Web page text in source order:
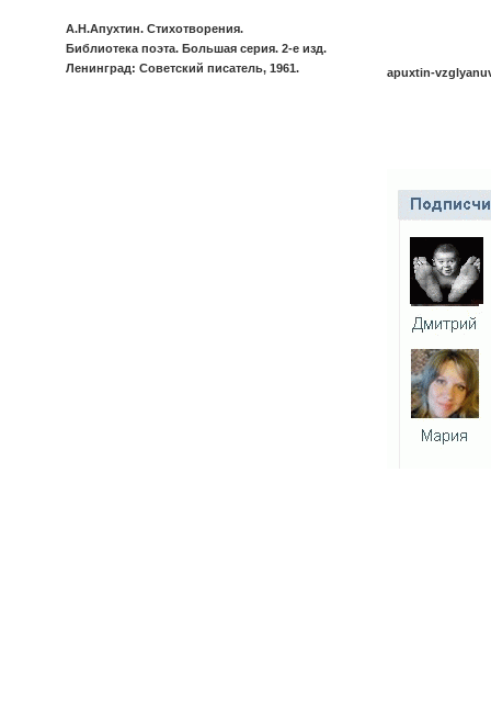
А.Н.Апухтин. Стихотворения.
Библиотека поэта. Большая серия. 2-е изд.
Ленинград: Советский писатель, 1961.
apuxtin-